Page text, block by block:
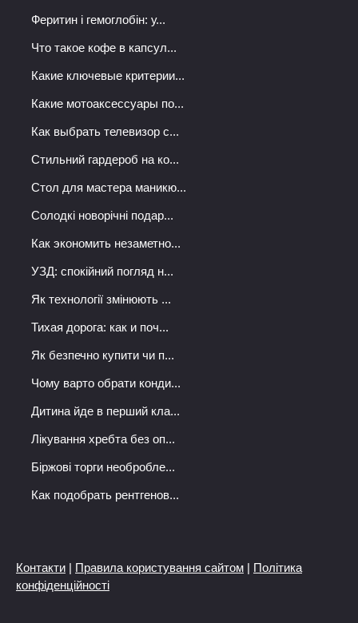
Феритин і гемоглобін: у...
Что такое кофе в капсул...
Какие ключевые критерии...
Какие мотоаксессуары по...
Как выбрать телевизор с...
Стильний гардероб на ко...
Стол для мастера маникю...
Солодкі новорічні подар...
Как экономить незаметно...
УЗД: спокійний погляд н...
Як технології змінюють ...
Тихая дорога: как и поч...
Як безпечно купити чи п...
Чому варто обрати конди...
Дитина йде в перший кла...
Лікування хребта без оп...
Біржові торги необробле...
Как подобрать рентгенов...
Контакти | Правила користування сайтом | Політика
конфіденційності